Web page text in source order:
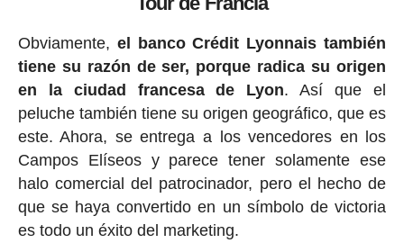
Obviamente, el banco Crédit Lyonnais también
tiene su razón de ser, porque radica su origen
en la ciudad francesa de Lyon. Así que el
peluche también tiene su origen geográfico, que es
este. Ahora, se entrega a los vencedores en los
Campos Elíseos y parece tener solamente ese
halo comercial del patrocinador, pero el hecho de
que se haya convertido en un símbolo de victoria
es todo un éxito del marketing.